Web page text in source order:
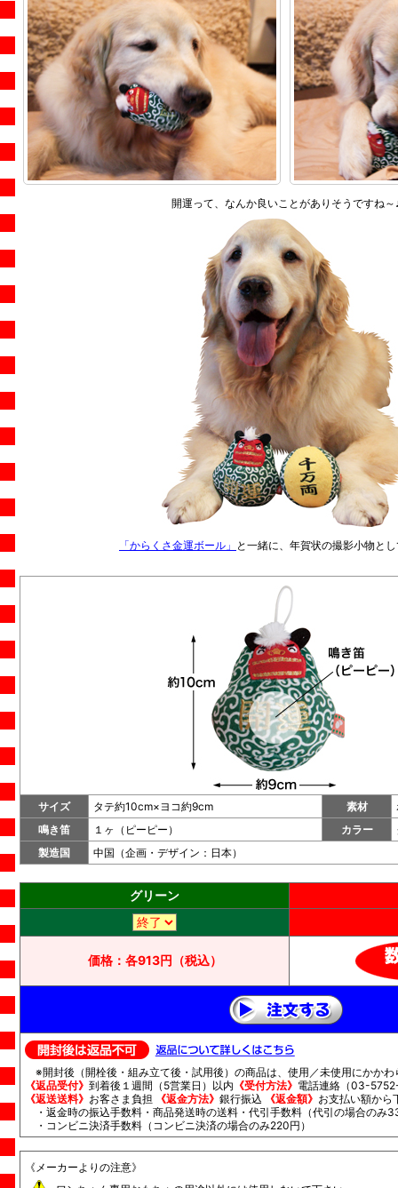
開運って、なんか良いことがありそうですね～
「からくさ金運ボール」 と一緒に、年賀状の撮影小物と
サイズ タテ約10cm×ヨコ約9cm 素材
鳴き笛
１ヶ（ピーピー） カラー
製造国
中国（企画・デザイン：日本）
グリーン
価格： 各913円（税込）
※開封後（開栓後・組み立て後・試用後）の商品は、使用／未使用にかかわ
《返品受付》 到着後１週間（5営業日）以内 《受付方法》 電話連絡（03-
《返送送料》 お客さま負担 《返金方法》 銀行振込 《返金額》 お支払い額から
・返金時の振込手数料・商品発送時の送料・代引手数料（代引の場合のみ
・コンビニ決済手数料（コンビニ決済の場合のみ220円）
《メーカーよりの注意》